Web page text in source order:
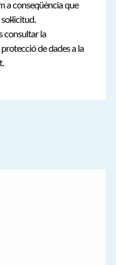
a conseqüència que
consultar la
de dades a la